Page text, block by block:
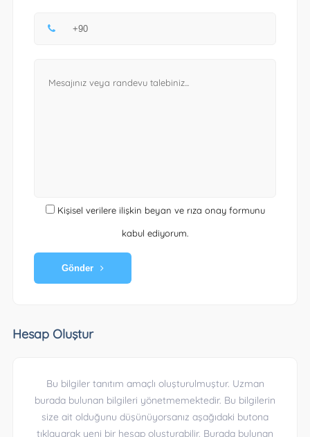
Kişisel verilere ilişkin beyan ve rıza onay formunu
kabul ediyorum.
Gönder
Hesap Oluştur
Bu bilgiler tanıtım amaçlı oluşturulmuştur. Uzman
burada bulunan bilgileri yönetmemektedir. Bu bilgilerin
size ait olduğunu düşünüyorsanız aşağıdaki butona
tıklayarak yeni bir hesap oluşturabilir. Burada bulunan